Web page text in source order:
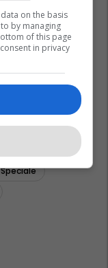
on the basis
by managing
of this page
in privacy